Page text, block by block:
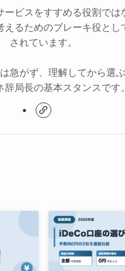
ビスをすすめる役割では
えるためのブレーキ役とし
されています。
急がず、理解してから選ぶ
辞局長の基本スタンスです。